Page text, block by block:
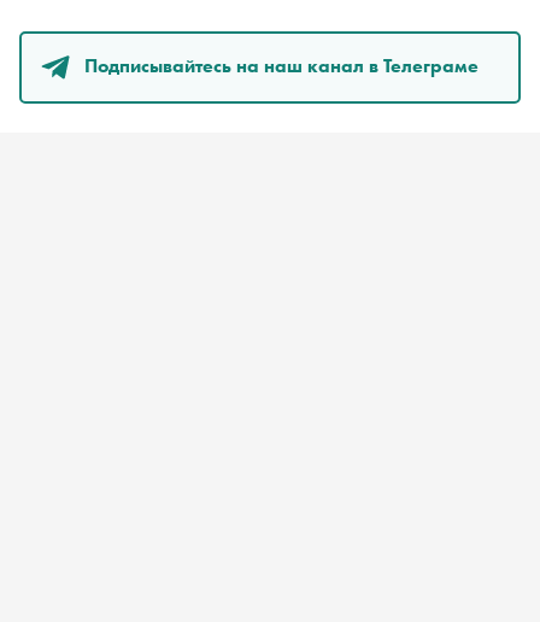
Подписывайтесь на наш канал в Телеграме